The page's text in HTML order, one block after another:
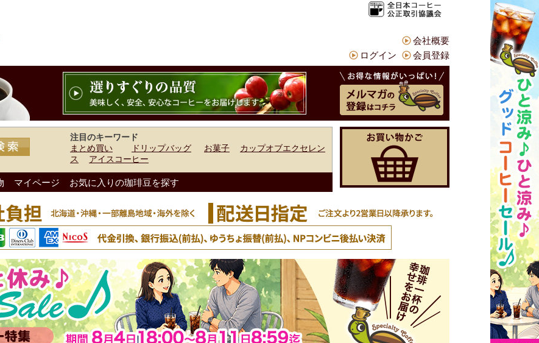
会社概要
ログイン
会員登録
注目のキーワード
まとめ買い
ドリップバッグ お菓子
カップオブエクセレン
ス
アイスコーヒー
マイページ お気に入りの珈琲豆を探す